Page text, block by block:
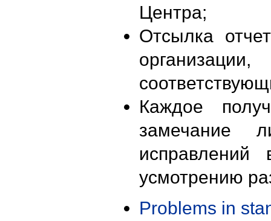
Центра;
Отсылка
Каждое
замечание
исправлений
усмотрению
Problems in